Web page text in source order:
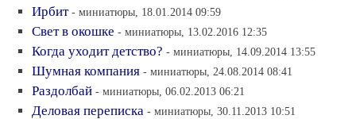
Ирбит - миниатюры, 18.01.2014 09:59
Свет в окошке - миниатюры, 13.02.2016 12:35
Когда уходит детство? - миниатюры, 14.09.2014 13:55
Шумная компания - миниатюры, 24.08.2014 08:41
Раздолбай - миниатюры, 06.02.2013 06:21
Деловая переписка - миниатюры, 30.11.2013 10:51